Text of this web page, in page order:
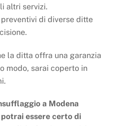
altri servizi.
di diverse ditte
la ditta offra una garanzia
modo, sarai coperto in
a Modena
essere certo di